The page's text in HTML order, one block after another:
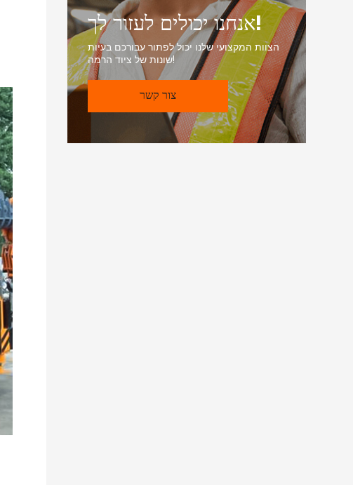
אנחנו יכולים לעזור לך!
הצוות המקצועי שלנו יכול לפתור עבורכם בעיות
שונות של ציוד הרמה!
צור קשר